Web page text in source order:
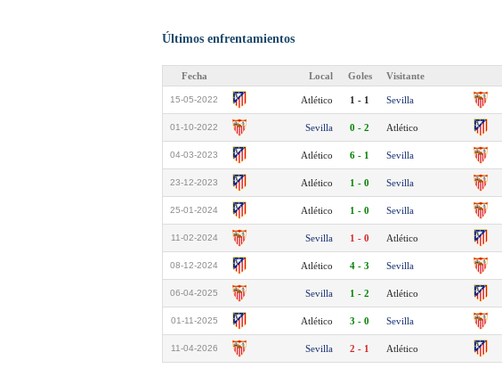
Últimos enfrentamientos
Fecha Local Goles Visitante
15-05-2022 Atlético 1 - 1 Sevilla
01-10-2022 Sevilla 0 - 2 Atlético
04-03-2023 Atlético 6 - 1 Sevilla
23-12-2023 Atlético 1 - 0 Sevilla
25-01-2024 Atlético 1 - 0 Sevilla
11-02-2024 Sevilla 1 - 0 Atlético
08-12-2024 Atlético 4 - 3 Sevilla
06-04-2025 Sevilla 1 - 2 Atlético
01-11-2025 Atlético 3 - 0 Sevilla
11-04-2026 Sevilla 2 - 1 Atlético